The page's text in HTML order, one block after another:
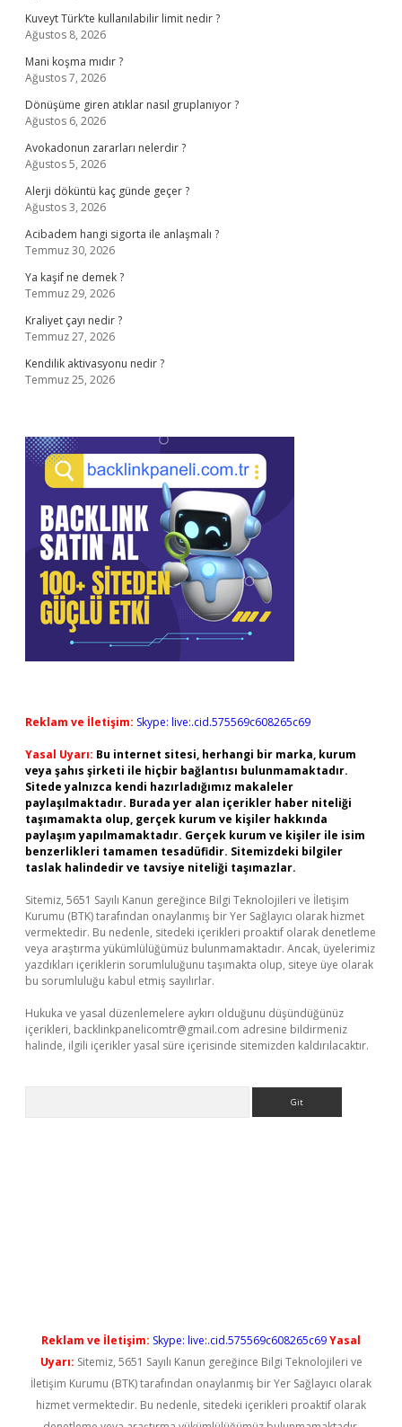
Kuveyt Türk’te kullanılabilir limit nedir ?
Ağustos 8, 2026
Mani koşma mıdır ?
Ağustos 7, 2026
Dönüşüme giren atıklar nasıl gruplanıyor ?
Ağustos 6, 2026
Avokadonun zararları nelerdir ?
Ağustos 5, 2026
Alerji döküntü kaç günde geçer ?
Ağustos 3, 2026
Acibadem hangi sigorta ile anlaşmalı ?
Temmuz 30, 2026
Ya kaşif ne demek ?
Temmuz 29, 2026
Kraliyet çayı nedir ?
Temmuz 27, 2026
Kendilik aktivasyonu nedir ?
Temmuz 25, 2026
Reklam ve İletişim: Skype: live:.cid.575569c608265c69
Yasal Uyarı: Bu internet sitesi, herhangi bir marka, kurum
veya şahıs şirketi ile hiçbir bağlantısı bulunmamaktadır.
Sitede yalnızca kendi hazırladığımız makaleler
paylaşılmaktadır. Burada yer alan içerikler haber niteliği
taşımamakta olup, gerçek kurum ve kişiler hakkında
paylaşım yapılmamaktadır. Gerçek kurum ve kişiler ile isim
benzerlikleri tamamen tesadüfidir. Sitemizdeki bilgiler
taslak halindedir ve tavsiye niteliği taşımazlar.
Sitemiz, 5651 Sayılı Kanun gereğince Bilgi Teknolojileri ve İletişim
Kurumu (BTK) tarafından onaylanmış bir Yer Sağlayıcı olarak hizmet
vermektedir. Bu nedenle, sitedeki içerikleri proaktif olarak denetleme
veya araştırma yükümlülüğümüz bulunmamaktadır. Ancak, üyelerimiz
yazdıkları içeriklerin sorumluluğunu taşımakta olup, siteye üye olarak
bu sorumluluğu kabul etmiş sayılırlar.
Hukuka ve yasal düzenlemelere aykırı olduğunu düşündüğünüz
içerikleri, backlinkpanelicomtr@gmail.com adresine bildirmeniz
halinde, ilgili içerikler yasal süre içerisinde sitemizden kaldırılacaktır.
Reklam ve İletişim: Skype: live:.cid.575569c608265c69Yasal
Uyarı: Sitemiz, 5651 Sayılı Kanun gereğince Bilgi Teknolojileri ve
İletişim Kurumu (BTK) tarafından onaylanmış bir Yer Sağlayıcı olarak
hizmet vermektedir. Bu nedenle, sitedeki içerikleri proaktif olarak